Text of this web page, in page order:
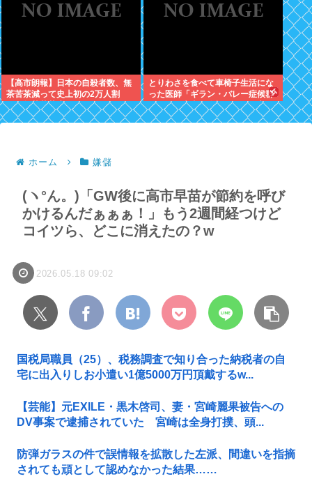
【高市朗報】日本の自殺者数、無
茶苦茶減って史上初の2万人割
れ。無茶苦茶生きやすい国になっ
てる件www
とりわさを食べて車椅子生活にな
った医師「ギラン・バレー症候群
になって本当に絶望。死んだ方が
良かったと思った」
ホーム 嫌儲
(ヽ°ん。)「GW後に高市早苗が節約を呼び
かけるんだぁぁぁ！」もう2週間経つけど
コイツら、どこに消えたの？w
2026.05.18 09:02
国税局職員（25）、税務調査で知り合った納税者の自
宅に出入りしお小遣い1億5000万円頂戴するw...
【芸能】元EXILE・黒木啓司、妻・宮崎麗果被告への
DV事案で逮捕されていた 宮崎は全身打撲、頭...
防弾ガラスの件で誤情報を拡散した左派、間違いを指摘
されても頑として認めなかった結果……